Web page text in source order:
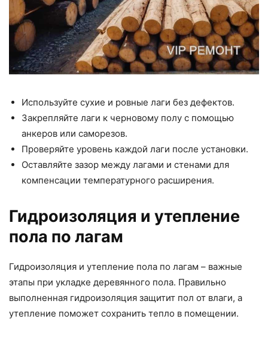
Используйте сухие и ровные лаги без дефектов.
Закрепляйте лаги к черновому полу с помощью
анкеров или саморезов.
Проверяйте уровень каждой лаги после установки.
Оставляйте зазор между лагами и стенами для
компенсации температурного расширения.
Гидроизоляция и утепление
пола по лагам
Гидроизоляция и утепление пола по лагам – важные
этапы при укладке деревянного пола. Правильно
выполненная гидроизоляция защитит пол от влаги, а
утепление поможет сохранить тепло в помещении.